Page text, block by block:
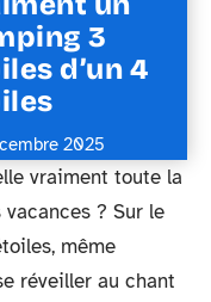
3
d’un 4
2025
vraiment toute la
? Sur le
même
réveiller au chant